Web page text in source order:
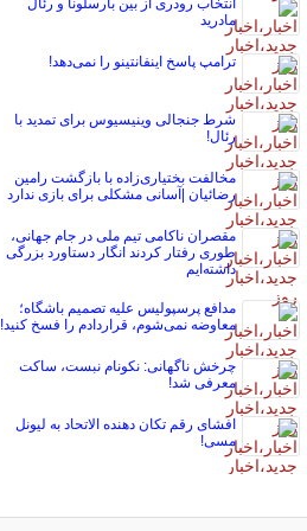
انتخاب رودری از بین بارسلونا و رئال
مادرید
ترامپ پاسخ اینفانتینو را نمی‌دهد!
شرط جنجالی وینیسیوس برای تمدید با
رئال!
مخالفت بختیاری‌زاده با بازگشت رامین
رضائیان |آسانی مشکلی برای بازی ندارد
مقصران ناکامی تیم ملی در جام جهانی،
طوری رفتار کردند انگار دستاورد بزرگی
داشته‌ایم
مدافع پرسپولیس علیه تصمیم باشگاه؛
معاوضه نمی‌شوم، قراردادم را فسخ کنید!
چرخش ناگهانی: نکونام نبست، ساکت
معرفی شد!
افشای رقم تکان دهنده الاتحاد به لیونل
مسی!